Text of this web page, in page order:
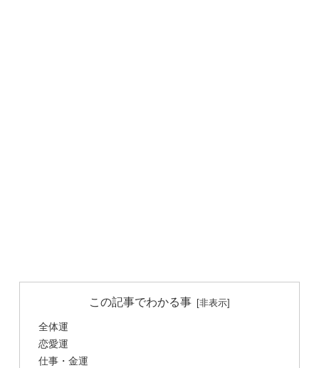
この記事でわかる事
全体運
恋愛運
仕事・金運